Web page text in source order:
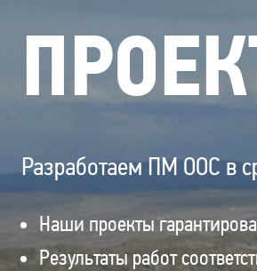
Разработаем ПМ ООС в
Наши проекты
Результаты работ